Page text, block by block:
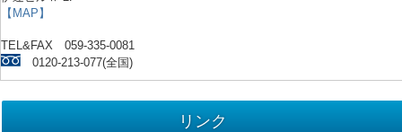
【MAP】
TEL&FAX 059-335-0081
0120-213-077(全国)
リンク